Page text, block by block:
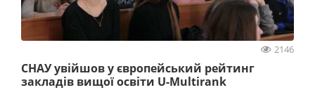
2146
СНАУ увійшов у європейський рейтинг
закладів вищої освіти U-Multirank